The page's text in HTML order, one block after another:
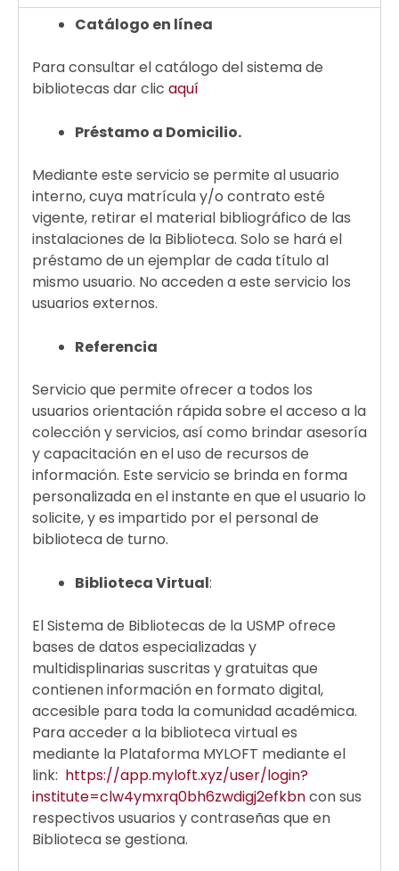
Catálogo en línea
Para consultar el catálogo del sistema de
bibliotecas dar clic aquí
Préstamo a Domicilio.
Mediante este servicio se permite al usuario
interno, cuya matrícula y/o contrato esté
vigente, retirar el material bibliográfico de las
instalaciones de la Biblioteca. Solo se hará el
préstamo de un ejemplar de cada título al
mismo usuario. No acceden a este servicio los
usuarios externos.
Referencia
Servicio que permite ofrecer a todos los
usuarios orientación rápida sobre el acceso a la
colección y servicios, así como brindar asesoría
y capacitación en el uso de recursos de
información. Este servicio se brinda en forma
personalizada en el instante en que el usuario lo
solicite, y es impartido por el personal de
biblioteca de turno.
Biblioteca Virtual:
El Sistema de Bibliotecas de la USMP ofrece
bases de datos especializadas y
multidisplinarias suscritas y gratuitas que
contienen información en formato digital,
accesible para toda la comunidad académica.
Para acceder a la biblioteca virtual es
mediante la Plataforma MYLOFT mediante el
link: https://app.myloft.xyz/user/login?
institute=clw4ymxrq0bh6zwdigj2efkbncon sus
respectivos usuarios y contraseñas que en
Biblioteca se gestiona.